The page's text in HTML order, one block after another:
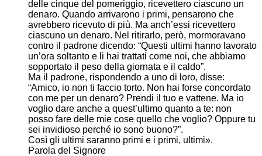
delle cinque del pomeriggio, ricevettero ciascuno un
denaro. Quando arrivarono i primi, pensarono che
avrebbero ricevuto di più. Ma anch’essi ricevettero
ciascuno un denaro. Nel ritirarlo, però, mormoravano
contro il padrone dicendo: “Questi ultimi hanno lavorato
un’ora soltanto e li hai trattati come noi, che abbiamo
sopportato il peso della giornata e il caldo”.
Ma il padrone, rispondendo a uno di loro, disse:
“Amico, io non ti faccio torto. Non hai forse concordato
con me per un denaro? Prendi il tuo e vattene. Ma io
voglio dare anche a quest’ultimo quanto a te: non
posso fare delle mie cose quello che voglio? Oppure tu
sei invidioso perché io sono buono?”.
Così gli ultimi saranno primi e i primi, ultimi».
Parola del Signore